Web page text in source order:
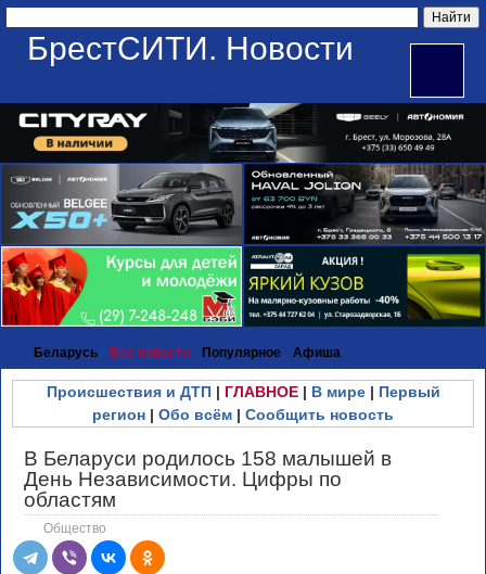
БрестСИТИ. Новости
Беларусь Все новости Популярное Афиша
Происшествия и ДТП| ГЛАВНОЕ| В мире| Первый
регион | Обо всём | Сообщить новость
В Беларуси родилось 158 малышей в
День Независимости. Цифры по
областям
Общество